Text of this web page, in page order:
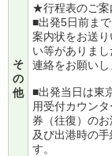
そ
の
他
★行程表のご
■出発5日前ま
案内状をお送
い等がありま
連絡をお願いし
■出発当日は東
用受付カウン
券（往復）の
及び出港時の
す。